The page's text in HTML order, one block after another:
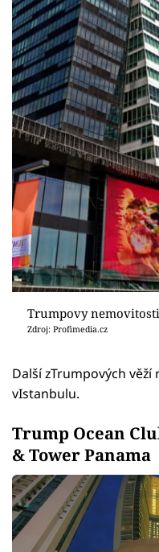
Trumpovy
Zdroj: Profimedia.cz
Další zTrumpových
vIstanbulu.
Trump Ocean
& Tower Panama